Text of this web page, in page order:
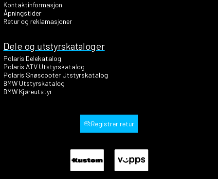
Kontaktinformasjon
Åpningstider
Retur og reklamasjoner
Dele og utstyrskataloger
Polaris Delekatalog
Polaris ATV Utstyrskatalog
Polaris Snøscooter Utstyrskatalog
BMW Utstyrskatalog
BMW Kjøreutstyr
Registrer retur